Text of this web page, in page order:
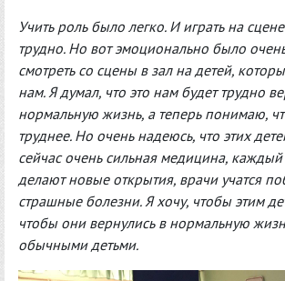
Учить роль было легко. И играть на
трудно. Но вот эмоционально было
смотреть со сцены в зал на детей,
нам. Я думал, что это нам будет трудно
нормальную жизнь, а теперь понимаю,
труднее. Но очень надеюсь, что этих
сейчас очень сильная медицина,
делают новые открытия, врачи учатся
страшные болезни. Я хочу, чтобы этим
чтобы они вернулись в нормальную
обычными детьми.